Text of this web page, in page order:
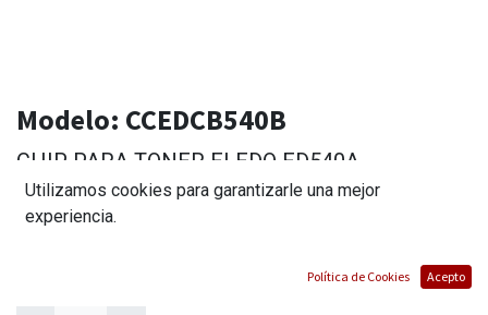
Modelo: CCEDCB540B
CHIP PARA TONER ELEDO ED540A
(0 reseña)
$14,00
Utilizamos cookies para garantizarle una mejor
experiencia.
Política de Cookies Acepto